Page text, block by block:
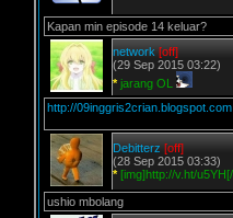
Kapan min episode 14 keluar?
network [off]
(29 Sep 2015 03:22)
* jarang OL
http://09inggris2crian.blogspot.com
Debitterz [off]
(28 Sep 2015 03:33)
* [img]http://v.ht/
ushio mbolang